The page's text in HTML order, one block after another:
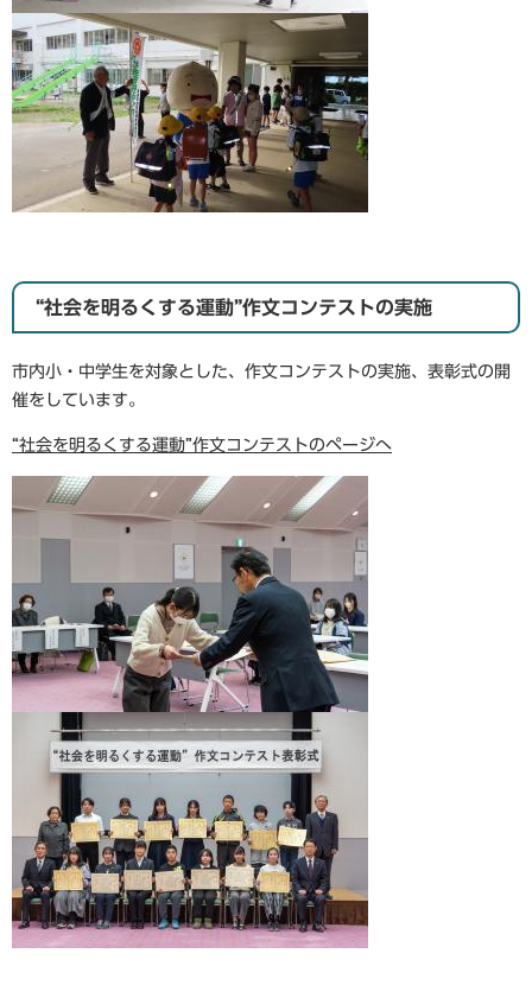
“社会を明るくする運動”作文コンテストの実施
市内小・中学生を対象とした、作文コンテストの実施、表彰式の開
催をしています。
“社会を明るくする運動”作文コンテストのページへ